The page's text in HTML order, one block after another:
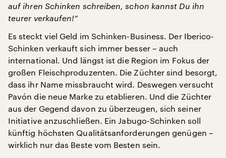
auf ihren Schinken schreiben, schon kannst Du ihn
teurer verkaufen!“
Es steckt viel Geld im Schinken-Business. Der Iberico-
Schinken verkauft sich immer besser – auch
international. Und längst ist die Region im Fokus der
großen Fleischproduzenten. Die Züchter sind besorgt,
dass ihr Name missbraucht wird. Deswegen versucht
Pavón die neue Marke zu etablieren. Und die Züchter
aus der Gegend davon zu überzeugen, sich seiner
Initiative anzuschließen. Ein Jabugo-Schinken soll
künftig höchsten Qualitätsanforderungen genügen –
wirklich nur das Beste vom Besten sein.